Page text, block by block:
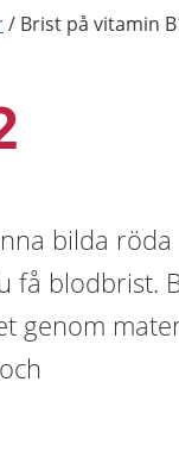
Brist på vitamin
bilda röda
få blodbrist.
genom